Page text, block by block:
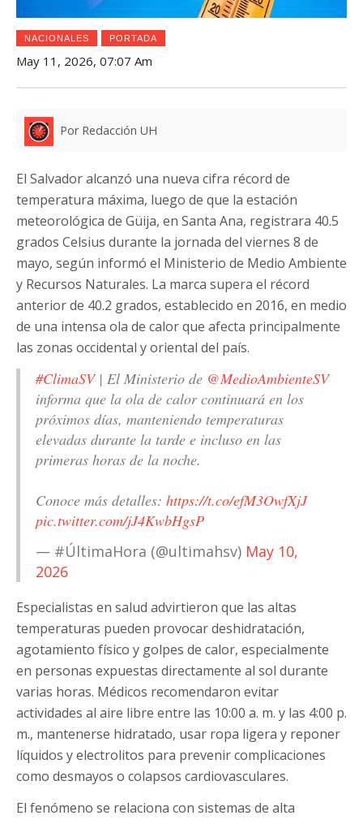
NACIONALES PORTADA
May 11, 2026, 07:07 Am
Por Redacción UH
El Salvador alcanzó una nueva cifra récord de
temperatura máxima, luego de que la estación
meteorológica de Güija, en Santa Ana, registrara 40.5
grados Celsius durante la jornada del viernes 8 de
mayo, según informó el Ministerio de Medio Ambiente
y Recursos Naturales. La marca supera el récord
anterior de 40.2 grados, establecido en 2016, en medio
de una intensa ola de calor que afecta principalmente
las zonas occidental y oriental del país.
#ClimaSV| El Ministerio de @MedioAmbienteSV
informa que la ola de calor continuará en los
próximos días, manteniendo temperaturas
elevadas durante la tarde e incluso en las
primeras horas de la noche.
Conoce más detalles: https://t.co/efM3OwfXjJ
pic.twitter.com/jJ4KwbHgsP
— #ÚltimaHora (@ultimahsv) May 10,
2026
Especialistas en salud advirtieron que las altas
temperaturas pueden provocar deshidratación,
agotamiento físico y golpes de calor, especialmente
en personas expuestas directamente al sol durante
varias horas. Médicos recomendaron evitar
actividades al aire libre entre las 10:00 a. m. y las 4:00 p.
m., mantenerse hidratado, usar ropa ligera y reponer
líquidos y electrolitos para prevenir complicaciones
como desmayos o colapsos cardiovasculares.
El fenómeno se relaciona con sistemas de alta